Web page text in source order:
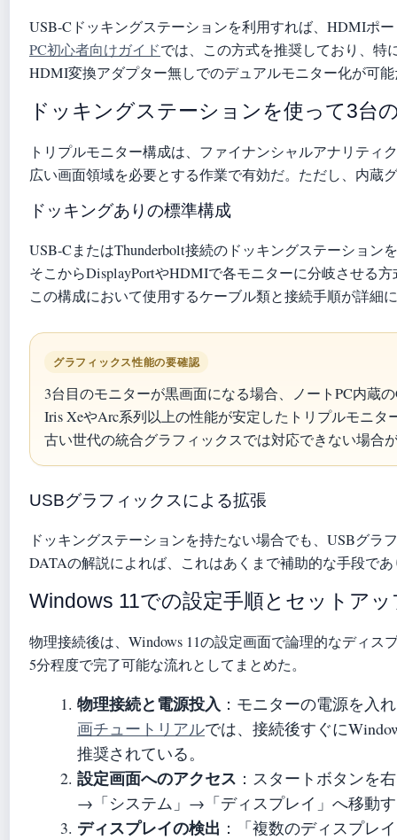
USB-Cドッキングステーションを利用すれば、HDMIポ
PC初心者向けガイドでは、この方式を推奨しており、特
HDMI変換アダプター無しでのデュアルモニター化が可
ドッキングステーションを使って3台
トリプルモニター構成は、ファイナンシャルアナリティ
広い画面領域を必要とする作業で有効だ。ただし、内蔵
ドッキングありの標準構成
USB-CまたはThunderbolt接続のドッキングステーション
そこからDisplayPortやHDMIで各モニターに分岐させる
この構成において使用するケーブル類と接続手順が詳細
グラフィックス性能の要確認
3台目のモニターが黒画面になる場合、ノートPC内蔵
Iris XeやArc系列以上の性能が安定したトリプルモニタ
古い世代の統合グラフィックスでは対応できない場合
USBグラフィックスによる拡張
ドッキングステーションを持たない場合でも、USBグ
DATAの解説によれば、これはあくまで補助的な手段で
Windows 11での設定手順とセットア
物理接続後は、Windows 11の設定画面で論理的なディ
5分程度で完了可能な流れとしてまとめた。
物理接続と電源投入 ：モニターの電源を入
画チュートリアルでは、接続後すぐに
推奨されている。
設定画面へのアクセス ：スタートボタンを
→「システム」→「ディスプレイ」へ移動
ディスプレイの検出 ：「複数のディスプレ